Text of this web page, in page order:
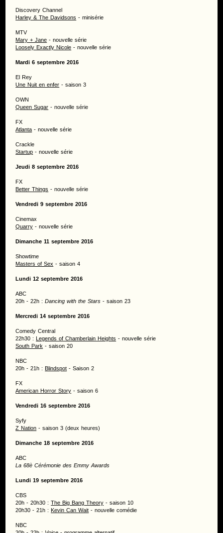
Discovery Channel
Harley & The Davidsons - minisérie
MTV
Mary + Jane - nouvelle série
Loosely Exactly Nicole - nouvelle série
Mardi 6 septembre 2016
El Rey
Une Nuit en enfer - saison 3
OWN
Queen Sugar - nouvelle série
FX
Atlanta - nouvelle série
Crackle
Startup - nouvelle série
Jeudi 8 septembre 2016
FX
Better Things - nouvelle série
Vendredi 9 septembre 2016
Cinemax
Quarry - nouvelle série
Dimanche 11 septembre 2016
Showtime
Masters of Sex - saison 4
Lundi 12 septembre 2016
ABC
20h - 22h :Dancing with the Stars - saison 23
Mercredi 14 septembre 2016
Comedy Central
22h30 :Legends of Chamberlain Heights - nouvelle série
South Park - saison 20
NBC
20h - 21h :Blindspot - Saison 2
FX
American Horror Story - saison 6
Vendredi 16 septembre 2016
Syfy
Z Nation - saison 3 (deux heures)
Dimanche 18 septembre 2016
ABC
La 68è Cérémonie des Emmy Awards
Lundi 19 septembre 2016
CBS
20h - 20h30 :The Big Bang Theory - saison 10
20h30 - 21h :Kevin Can Wait - nouvelle comédie
NBC